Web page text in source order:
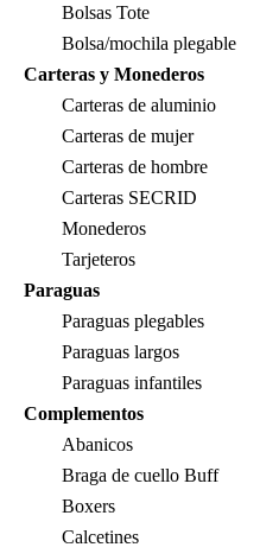
Bolsas Tote
Bolsa/mochila plegable
Carteras y Monederos
Carteras de aluminio
Carteras de mujer
Carteras de hombre
Carteras SECRID
Monederos
Tarjeteros
Paraguas
Paraguas plegables
Paraguas largos
Paraguas infantiles
Complementos
Abanicos
Braga de cuello Buff
Boxers
Calcetines